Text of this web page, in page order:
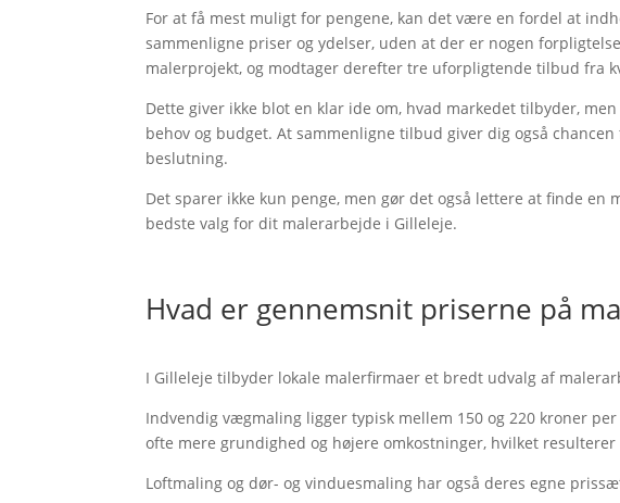
For at få mest muligt for pengene, kan det være en fordel at
sammenligne priser og ydelser, uden at der er nogen
malerprojekt, og modtager derefter tre uforpligtende tilbud fra
Dette giver ikke blot en klar ide om, hvad markedet tilbyder,
behov og budget. At sammenligne tilbud giver dig også
beslutning.
Det sparer ikke kun penge, men gør det også lettere at finde
bedste valg for dit malerarbejde i Gilleleje.
Hvad er gennemsnit priserne på
I Gilleleje tilbyder lokale malerfirmaer et bredt udvalg af
Indvendig vægmaling ligger typisk mellem 150 og 220 kroner
ofte mere grundighed og højere omkostninger, hvilket
Loftmaling og dør- og vinduesmaling har også deres egne